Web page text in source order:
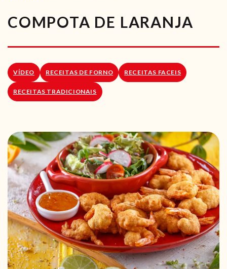
VÍDEOS
RECEITAS VEGGIE
SOBRE NÓS
LOJA ONLINE
COMPOTA DE LARANJA
VÍDEO RECEITAS DE FORNO RECEITAS FACEIS
RECEITAS TRADICIONAIS